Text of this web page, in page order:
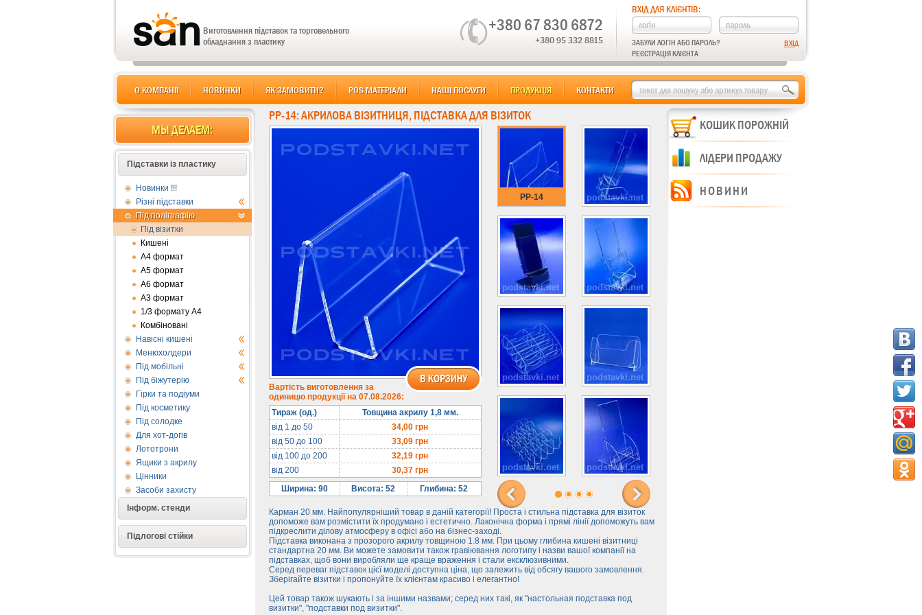
Виготовлення підставок та торговельного
обладнання з пластику
+380 67 830 6872
+380 95 332 8815
ВХІД ДЛЯ КЛІЄНТІВ:
ЗАБУЛИ ЛОГІН АБО ПАРОЛЬ?
РЕЄСТРАЦІЯ КЛІЄНТА
О КОМПАНІЇ НОВИНКИ ЯК ЗАМОВИТИ? POS МАТЕРІАЛИ НАШІ ПОСЛУГИ ПРОДУКЦІЯ КОНТАКТИ
МЫ ДЕЛАЕМ:
Підставки із пластику
Новинки !!!
Різні підставки
Під поліграфію
Під візитки
Кишені
А4 формат
А5 формат
А6 формат
А3 формат
1/3 формату А4
Комбіновані
Навісні кишені
Менюхолдери
Під мобільні
Під біжутерію
Гірки та подіуми
Під косметику
Під солодке
Для хот-догів
Лототрони
Ящики з акрилу
Цінники
Засоби захисту
Інформ. стенди
Підлогові стійки
PP-14: АКРИЛОВА ВІЗИТНИЦЯ, ПІДСТАВКА ДЛЯ ВІЗИТОК
Вартість виготовлення за
одиницю продукції на 07.08.2026:
Тираж (од.)
Товщина акрилу 1,8 мм.
від 1 до 50
34,00 грн
від 50 до 100
33,09 грн
від 100 до 200
32,19 грн
від 200
30,37 грн
Ширина: 90
Висота: 52 Глибина: 52
Карман 20 мм. Найпопулярніший товар в даній категорії! Проста і стильна підставка для візиток
допоможе вам розмістити їх продумано і естетично. Лаконічна форма і прямі лінії допоможуть вам
підкреслити ділову атмосферу в офісі або на бізнес-заході.
Підставка виконана з прозорого акрилу товщиною 1.8 мм. При цьому глибина кишені візитниці
стандартна 20 мм. Ви можете замовити також гравіювання логотипу і назви вашої компанії на
підставках, щоб вони виробляли ще краще враження і стали ексклюзивними.
Серед переваг підставок цієї моделі доступна ціна, що залежить від обсягу вашого замовлення.
Зберігайте візитки і пропонуйте їх клієнтам красиво і елегантно!
Цей товар також шукають і за іншими назвами; серед них такі, як "настольная подставка под
визитки", "подставки под визитки".
PP-14
КОШИК ПОРОЖНІЙ
ЛІДЕРИ ПРОДАЖУ
НОВИНИ